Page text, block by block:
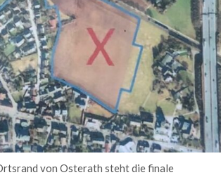
von Osterath steht die finale